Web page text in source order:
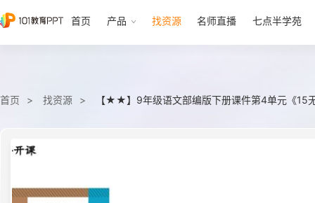
首页 产品 找资源 名师直播 七点半学苑
首页 找资源 【★★】9年级语文部编版下册课件第4单元《15